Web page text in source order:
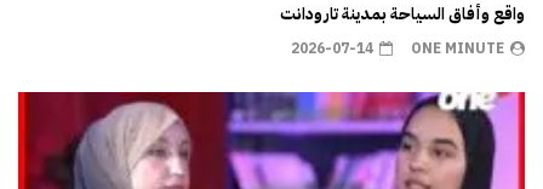
واقع وأفاق السياحة بمدينة تارودانت
ONE MINUTE
2026-07-14